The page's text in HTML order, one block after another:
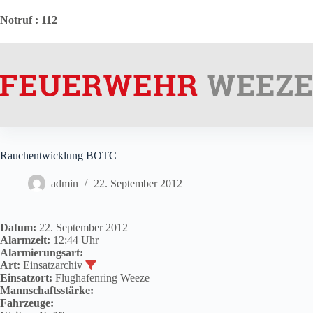
Inhalt
Notruf: 112
Rauchentwicklung BOTC
admin 22. September 2012
Datum: 22. September 2012
Alarmzeit: 12:44 Uhr
Alarmierungsart:
Art: Einsatzarchiv
Einsatzort: Flughafenring Weeze
Mannschaftsstärke:
Fahrzeuge: